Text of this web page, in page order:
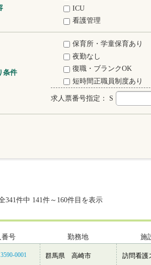
ICU
看護管理
条件
保育所・学童保育あり
夜勤なし
復職・ブランクOK
短時間正職員制度あり
求人票番号指定： S
341件中 141件～160件目を表示
番号 勤務地 施
0001 群馬県 高崎市 訪問看護